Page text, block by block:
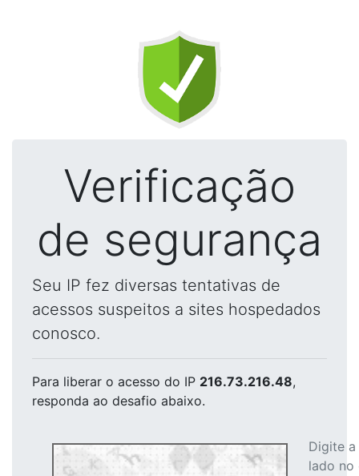
Verificação
de segurança
Seu IP fez diversas tentativas de
acessos suspeitos a sites hospedados
conosco.
Para liberar o acesso do IP 216.73.216.48,
responda ao desafio abaixo.
Digite
lado no